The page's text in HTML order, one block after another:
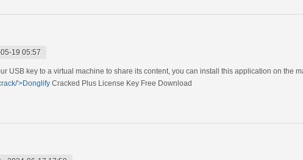
19 05:57
USB key to a virtual machine to share its content, you can install this application on the
'>Donglify Cracked Plus License Key Free Download